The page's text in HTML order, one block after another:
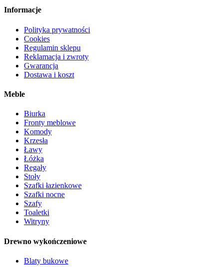
Informacje
Polityka prywatności
Cookies
Regulamin sklepu
Reklamacja i zwroty
Gwarancja
Dostawa i koszt
Meble
Biurka
Fronty meblowe
Komody
Krzesła
Ławy
Łóżka
Regały
Stoły
Szafki łazienkowe
Szafki nocne
Szafy
Toaletki
Witryny
Drewno wykończeniowe
Blaty bukowe